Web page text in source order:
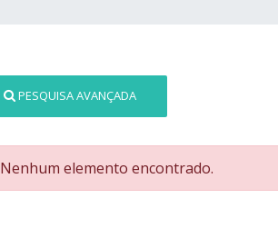
PESQUISA AVANÇADA
Nenhum elemento encontrado.